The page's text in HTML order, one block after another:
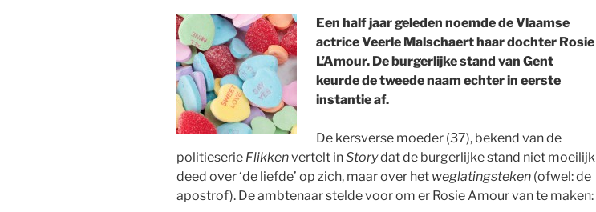
Een half jaar geleden noemde de Vlaamse
actrice Veerle Malschaert haar dochter Rosie
L’Amour. De burgerlijke stand van Gent
keurde de tweede naam echter in eerste
instantie af.
De kersverse moeder (37), bekend van de
politieserie Flikkenvertelt inStorydat de burgerlijke stand niet moeilijk
deed over ‘de liefde’ op zich, maar over het weglatingsteken (ofwel: de
apostrof). De ambtenaar stelde voor om er Rosie Amour van te maken: